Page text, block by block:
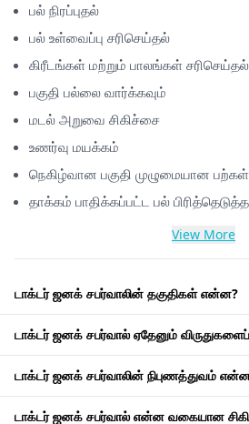
பல் நிரப்புதல்
பல் உள்வைப்பு சரிசெய்தல்
கிரீடங்கள் மற்றும் பாலங்கள் சரிசெய்தல்
பகுதி பல்லை வார்க்கவும்
மடல் அறுவை சிகிச்சை
உணர்வு மயக்கம்
நெகிழ்வான பகுதி முழுமையான பற்கள்
தாக்கம் பாதிக்கப்பட்ட பல்
View More
டாக்டர் ஜனக் சபர்வாலின் தகுதிகள் என்ன?
டாக்டர் ஜனக் சபர்வால் ஏதேனும்
டாக்டர் ஜனக் சபர்வாலின் நிபுணத்துவம்
டாக்டர் ஜனக் சபர்வால் என்ன வகையான